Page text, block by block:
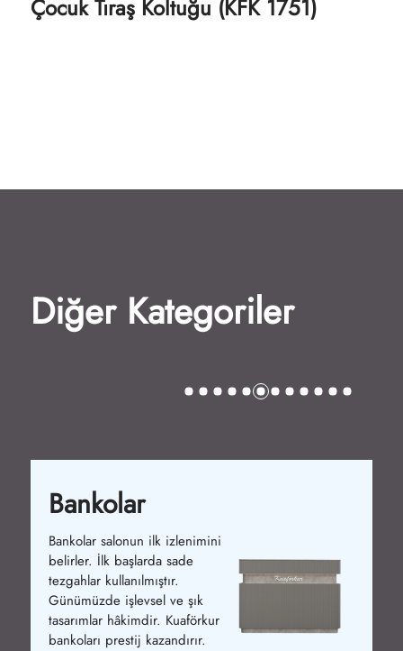
Çocuk Tıraş Koltuğu (KFK 1751)
Diğer Kategoriler
Bankolar
Bankolar salonun ilk izlenimini
belirler. İlk başlarda sade
tezgahlar kullanılmıştır.
Günümüzde işlevsel ve şık
tasarımlar hâkimdir. Kuaförkur
bankoları prestij kazandırır.